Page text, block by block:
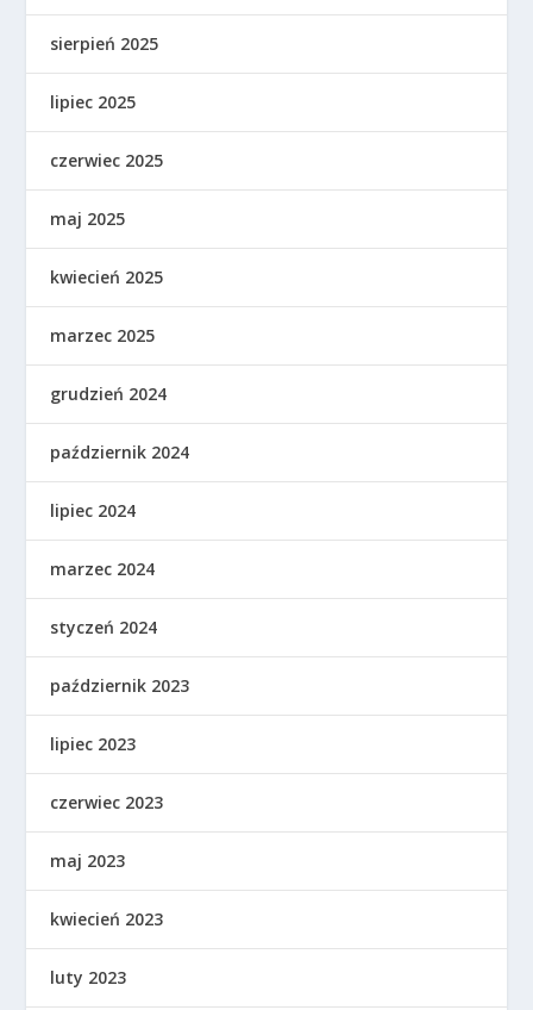
sierpień 2025
lipiec 2025
czerwiec 2025
maj 2025
kwiecień 2025
marzec 2025
grudzień 2024
październik 2024
lipiec 2024
marzec 2024
styczeń 2024
październik 2023
lipiec 2023
czerwiec 2023
maj 2023
kwiecień 2023
luty 2023